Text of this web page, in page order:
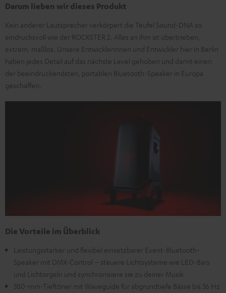
Darum lieben wir dieses Produkt
Kein anderer Lautsprecher verkörpert die Teufel Sound-DNA so
eindrucksvoll wie der ROCKSTER 2. Alles an ihm ist übertrieben,
extrem, maßlos. Unsere Entwicklerinnen und Entwickler hier in Berlin
haben jedes Detail auf das nächste Level gehoben und damit einen
der beeindruckendsten, portablen Bluetooth-Speaker in Europa
geschaffen.
Die Vorteile im Überblick
Leistungsstarker und flexibel einsetzbarer Event-Bluetooth-
Speaker mit DMX-Control – steuere Lichtsysteme wie LED-Bars
und Lichtorgeln und synchronisiere sie zu deiner Musik
380-mm-Tieftöner mit Waveguide für abgrundtiefe Bässe bis 36 Hz